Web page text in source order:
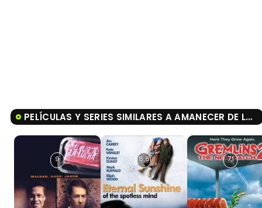
PELÍCULAS Y SERIES SIMILARES A AMANECER DE LOS MUERTOS
9 8,8 7,1